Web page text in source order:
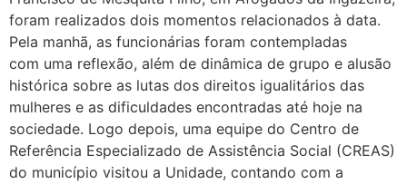
foram realizados dois momentos relacionados à data.
Pela manhã, as funcionárias foram contempladas
com uma reflexão, além de dinâmica de grupo e alusão
histórica sobre as lutas dos direitos igualitários das
mulheres e as dificuldades encontradas até hoje na
sociedade. Logo depois, uma equipe do Centro de
Referência Especializado de Assistência Social (CREAS)
do município visitou a Unidade, contando com a